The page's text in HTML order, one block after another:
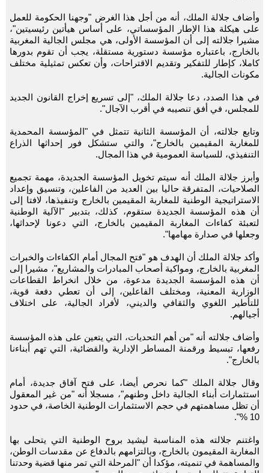
وأضاف جلالة الملك، أنه من أجل هذا الغرض "وجهنا الحكومة للعمل
على هيكلة هذا الإطار المؤسساتي، على أساس هيأتين رئيسيتين"،
مشيرا جلالته إلى أن المؤسسة الأولى، هي مجلس الجالية المغربية
بالخارج، باعتباره مؤسسة دستورية مستقلة، يجب أن تقوم بدورها
كاملا، كإطار للتفكير وتقديم الاقتراحات، وأن تعكس تمثيلية مختلف
مكونات الجالية.
في هذا الصدد، دعا جلالة الملك، "إلى تسريع إخراج القانون الجديد
للمجلس، في أفق تنصيبه في أقرب الآجال".
وتابع جلالته، أن المؤسسة الثانية تتمثل في "المؤسسة المحمدية
للمغاربة المقيمين بالخارج"، والتي ستشكل فور إحداثها الذراع
التنفيذي، للسياسة العمومية في هذا المجال.
وأبرز جلالة الملك أنه سيتم تخويل المؤسسة الجديدة، مهمة تجميع
الصلاحيات، المتفرقة حاليا بين العديد من الفاعلين، وتنسيق وإعداد
الاستراتيجية الوطنية للمغاربة المقيمين بالخارج وتنفيذها، لافتا إلى
أن هذه المؤسسة الجديدة ستقوم، كذلك، بتدبير "الآلية الوطنية
لتعبئة كفاءات المغاربة المقيمين بالخارج، التي دعونا لإحداثها،
وجعلها في صدارة مهامها".
وأكد جلالة الملك أن الهدف هو "فتح المجال أمام الكفاءات والخبرات
المغربية بالخارج، ومواكبة أصحاب المبادرات والمشاريع"، مشيرا إلى
أن هذه المؤسسة الجديدة مدعوة، من خلال انخراط القطاعات
الوزارية المعنية، ومختلف الفاعلين، إلى أن تعطي دفعة قوية،
للتأطير اللغوي والثقافي والديني، لأفراد الجالية، على اختلاف
أجيالهم.
وأضاف جلالته أنه "من أهم التحديات، التي يتعين على هذه المؤسسة
رفعها، تبسيط ورقمنة المساطر الإدارية والقضائية، التي تهم أبناءنا
بالخارج".
وقال جلالة الملك "كما نحرص أيضا، على فتح آفاق جديدة، أمام
استثمارات أبناء الجالية داخل وطنهم"، مسجلا أنه "من غير المعقول
أن تظل مساهمتهم في حجم الاستثمارات الوطنية الخاصة، في حدود
10 %".
واغتنم جلالته هذه المناسبة ليشيد بروح الوطنية التي يتحلى بها
المغاربة المقيمون بالخارج، وبالتزامهم بالدفاع عن مقدسات الوطن،
والمساهمة في تنميته، مؤكدا أن "المرحلة التي تمر منها قضية وحدتنا